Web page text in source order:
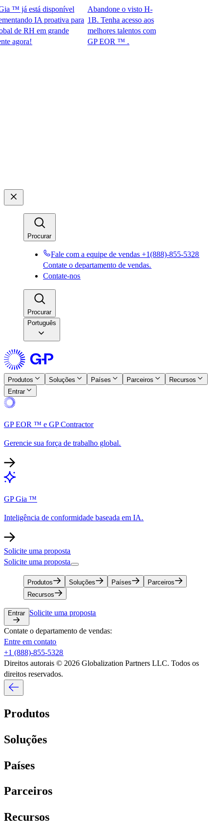
já está disponível
IA proativa para
RH em grande
Abandone o visto H-
1B. Tenha acesso aos
melhores talentos com
GP EOR ™ .​​
Procurar​​
Fale com a equipe de vendas +1(888)-855-5328​​
Contate o departamento de vendas.​​
Contate-nos​​
Procurar​​
Português
Produtos​​ Soluções​​ Países​​ Parceiros​​
Recursos​​
Entrar​​
GP EOR ™ e GP Contractor​​
Gerencie sua força de trabalho global.​​
GP Gia ™​​
Inteligência de conformidade baseada em IA.​​
Solicite uma proposta​​
Solicite uma proposta​​
Produtos​​ Soluções​​ Países​​
Parceiros​​
Recursos​​
Entrar​​ Solicite uma proposta​​
Contate o departamento de vendas:​​
Entre em contato​​
+1 (888)-855-5328​​
Direitos autorais © 2026 Globalization Partners LLC. Todos os
direitos reservados.​​
Produtos​​
Soluções​​
Países​​
Parceiros​​
Recursos​​